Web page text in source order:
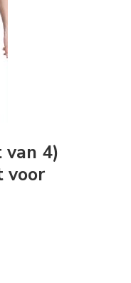
van 4)
voor